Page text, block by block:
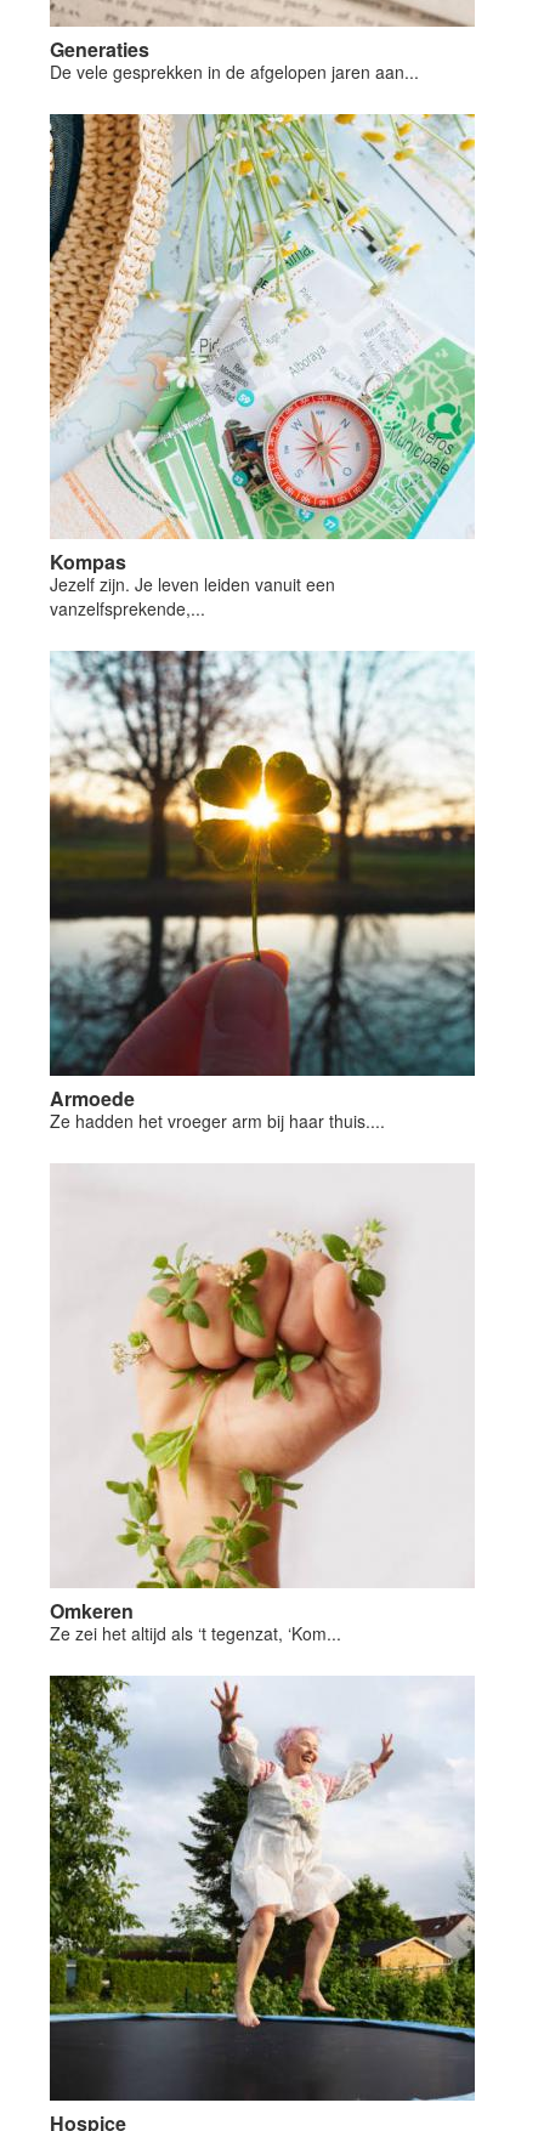
Generaties
De vele gesprekken in de afgelopen jaren aan...
Kompas
Jezelf zijn. Je leven leiden vanuit een
vanzelfsprekende,...
Armoede
Ze hadden het vroeger arm bij haar thuis....
Omkeren
Ze zei het altijd als ‘t tegenzat, ‘Kom...
Hospice